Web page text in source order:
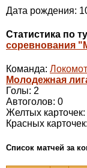
Дата рождения:
Статистика по
соревнования
Команда:
Молодежная
Голы: 2
Автоголов: 0
Желтых карточек:
Красных
Cписок матчей за